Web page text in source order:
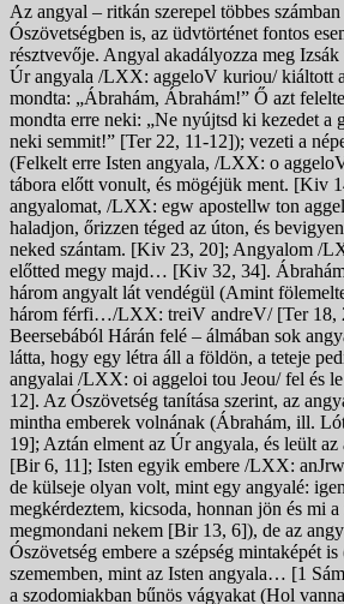
Az angyal – ritkán szerepel többes
Ószövetségben is, az üdvtörténet fontos
résztvevője. Angyal akadályozza meg
Úr angyala /LXX: aggeloV kuriou/ kiáltott
mondta: „Ábrahám, Ábrahám!” Ő azt
mondta erre neki: „Ne nyújtsd ki kezedet a
neki semmit!” [Ter 22, 11-12]); vezeti a
(Felkelt erre Isten angyala, /LXX: o
tábora előtt vonult, és mögéjük ment. [Kiv
angyalomat, /LXX: egw apostellw ton
haladjon, őrizzen téged az úton, és
neked szántam. [Kiv 23, 20]; Angyalom /
előtted megy majd… [Kiv 32, 34].
három angyalt lát vendégül (Amint
három férfi…/LXX: treiV andreV/ [Ter 18,
Beersebából Hárán felé – álmában sok
látta, hogy egy létra áll a földön, a teteje
angyalai /LXX: oi aggeloi tou Jeou/ fel és
12]. Az Ószövetség tanítása szerint, az
mintha emberek volnának (Ábrahám, ill.
19]; Aztán elment az Úr angyala, és leült
[Bir 6, 11]; Isten egyik embere /LXX:
de külseje olyan volt, mint egy angyalé:
megkérdeztem, kicsoda, honnan jön és mi a
megmondani nekem [Bir 13, 6]), de az
Ószövetség embere a szépség mintaképét
szememben, mint az Isten angyala… [1
a szodomiakban bűnös vágyakat (Hol